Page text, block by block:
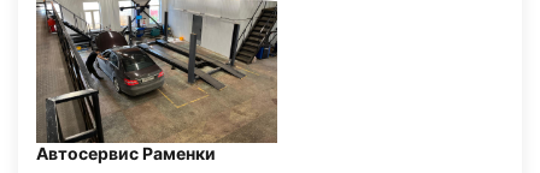
Автосервис Раменки